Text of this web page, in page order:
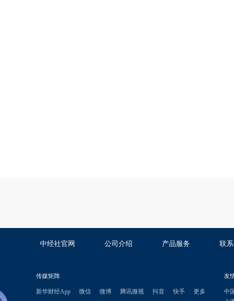
中经社官网 公司介绍 产品服务 联
传媒矩阵
新华财经App 微信 微博 腾讯微视 抖音 快手 更多
友
中